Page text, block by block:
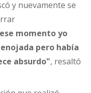
y nuevamente se
momento yo
pero había
absurdo", resaltó